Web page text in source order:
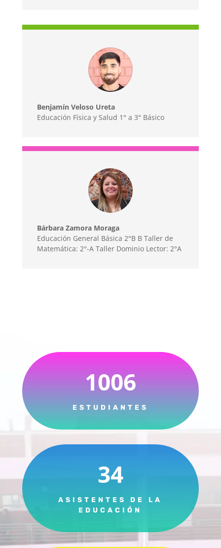
Benjamín Veloso Ureta
Educación Física y Salud 1° a 3° Básico
Bárbara Zamora Moraga
Educación General Básica 2°B B Taller de
Matemática: 2°-A Taller Dominio Lector: 2°A
1006
ESTUDIANTES
34
ASISTENTES DE LA
EDUCACIÓN